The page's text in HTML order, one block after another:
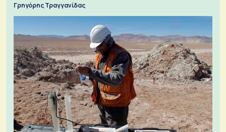
Γρηγόρης Τραγγανίδας